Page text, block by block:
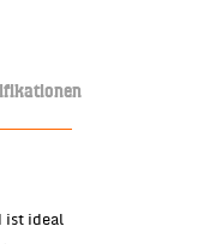
ist ideal